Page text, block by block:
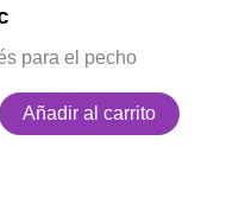
para el pecho
Añadir al carrito